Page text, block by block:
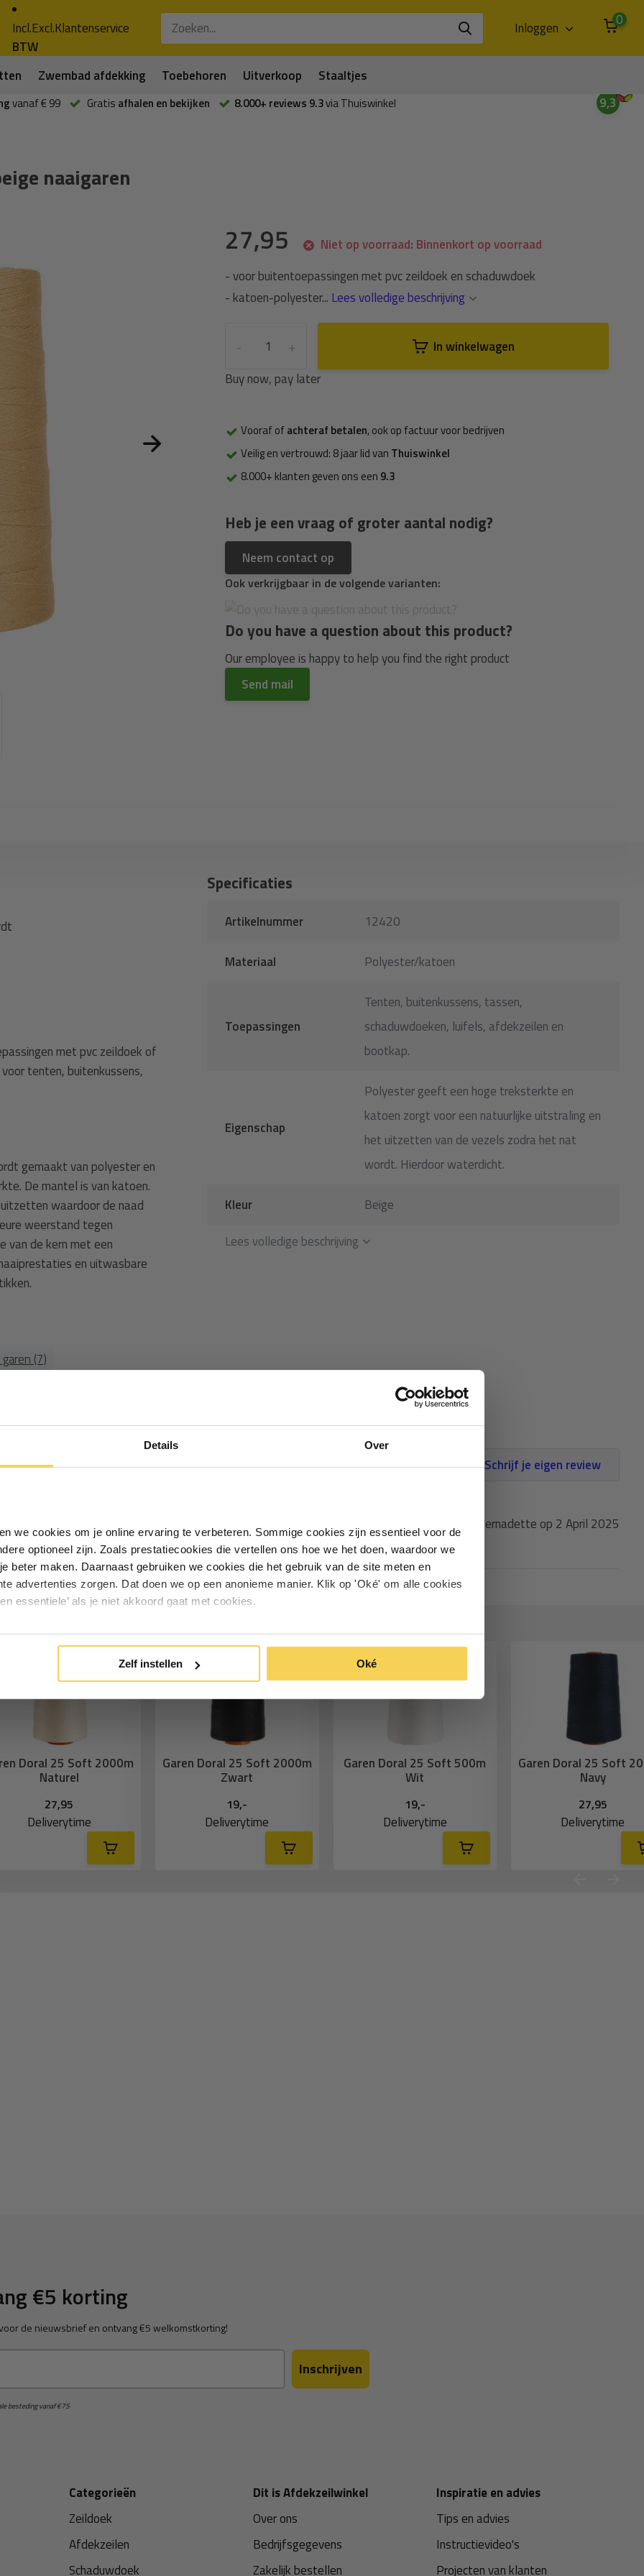
Details Over
we cookies om je online ervaring te verbeteren. Sommige cookies zijn essentieel voor de
optioneel zijn. Zoals prestatiecookies die vertellen ons hoe we het doen, waardoor we
beter maken. Daarnaast gebruiken we cookies die het gebruik van de site meten en
advertenties zorgen. Dat doen we op een anonieme manier. Klik op 'Oké' om alle cookies
essentiele’ als je niet akkoord gaat met cookies.
Zelf instellen Oké
Incl.Excl.
BTW
Klantenservice Inloggen 0
Zwembad afdekking Toebehoren Uitverkoop Staaltjes
vanaf € 99 Gratis afhalen en bekijken 8.000+ reviews 9.3via Thuiswinkel 9,3
naaigaren
27,95
Niet op voorraad: Binnenkort op voorraad
- voor buitentoepassingen met pvc zeildoek en schaduwdoek
- katoen-polyester... Lees volledige beschrijving
+
-
In winkelwagen
Buy now, pay later
Vooraf ofachteraf betalen, ook op factuur voor bedrijven
Veilig en vertrouwd: 8 jaar lid van Thuiswinkel
8.000+ klanten geven ons een 9.3
Heb je een vraag of groter aantal nodig?
Neem contact op
Ook verkrijgbaar in de volgende varianten:
Do you have a question about this product?
Our employee is happy to help you find the right product
Send mail
met pvc zeildoek of
tenten, buitenkussens,
gemaakt van polyester en
De mantel is van katoen.
waardoor de naad
weerstand tegen
van de kern met een
en uitwasbare
(7)
Specificaties
Artikelnummer 12420
Materiaal Polyester/katoen
Toepassingen
Tenten, buitenkussens, tassen,
schaduwdoeken, luifels, afdekzeilen en
bootkap.
Eigenschap
Polyester geeft een hoge treksterkte en
katoen zorgt voor een natuurlijke uitstraling en
het uitzetten van de vezels zodra het nat
wordt. Hierdoor waterdicht.
Kleur
Beige
Lees volledige beschrijving
Schrijf je eigen review
Gepost door: Bernadette op 2 April 2025
Doral 25 Soft 2000m
Naturel
27,95
Deliverytime
Garen Doral 25 Soft 2000m
Zwart
19,-
Deliverytime
Garen Doral 25 Soft 500m
Wit
19,-
Deliverytime
Garen Doral 25 Soft
Navy
27,95
Deliverytime
€5 korting
de nieuwsbrief en ontvang €5 welkomstkorting!
Inschrijven
besteding vanaf €75
Categorieën
Zeildoek
Afdekzeilen
Schaduwdoek
Dit is Afdekzeilwinkel
Over ons
Bedrijfsgegevens
Zakelijk bestellen
Inspiratie en advies
Tips en advies
Instructievideo's
Projecten van klanten
Ontvang €5,- korting!
ontvang €5,- welkomstkorting!
Particulier Zakelijk
Inschrijven